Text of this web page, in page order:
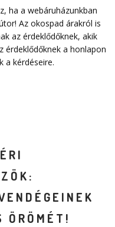
ha a webáruházunkban
Az okospad árakról is
az érdeklődőknek, akik
érdeklődőknek a honlapon
a kérdéseire.
ÖRÖMÉT!